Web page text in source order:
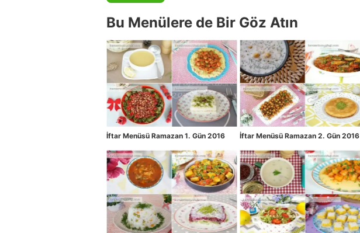
Bu Menülere de Bir Göz Atın
İftar Menüsü Ramazan 1. Gün 2016 İftar Menüsü Ramazan 2. Gün 2016